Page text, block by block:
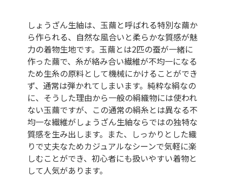
しょうざん生紬は、玉繭と呼ばれる特別な繭か
ら作られる、自然な風合いと柔らかな質感が魅
力の着物生地です。玉繭とは2匹の蚕が一緒に
作った繭で、糸が絡み合い繊維が不均一になる
ため生糸の原料として機械にかけることができ
ず、通常は弾かれてしまいます。純粋な絹なの
に、そうした理由から一般の絹織物には使われ
ない玉繭ですが、この通常の絹糸とは異なる不
均一な繊維がしょうざん生紬ならではの独特な
質感を生み出します。また、しっかりとした織
りで丈夫なためカジュアルなシーンで気軽に楽
しむことができ、初心者にも扱いやすい着物と
して人気があります。